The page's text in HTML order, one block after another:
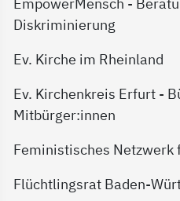
Diskriminierung
Ev. Kirche im Rheinland
Ev. Kirchenkreis Erfurt -
Mitbürger:innen
Feministisches Netzwerk
Flüchtlingsrat Baden-